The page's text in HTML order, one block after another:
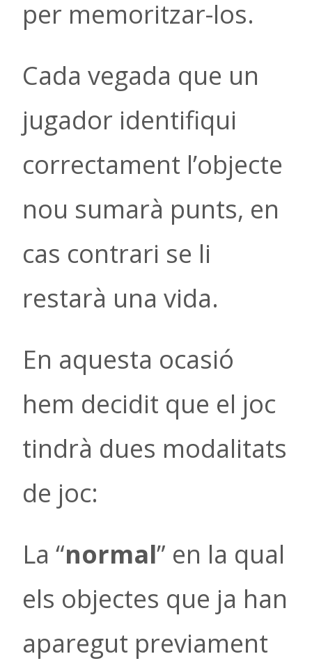
per memoritzar-los.
Cada vegada que un
jugador identifiqui
correctament l’objecte
nou sumarà punts, en
cas contrari se li
restarà una vida.
En aquesta ocasió
hem decidit que el joc
tindrà dues modalitats
de joc:
La “normal” en la qual
els objectes que ja han
aparegut previament